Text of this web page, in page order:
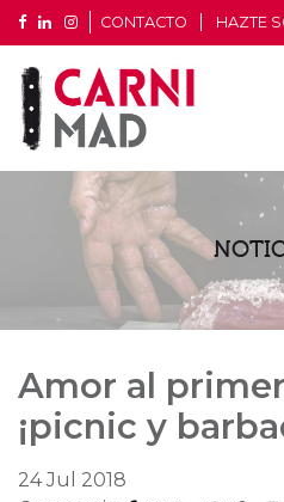
CONTACTO HAZTE
Amor al
¡picnic y
24 Jul 2018